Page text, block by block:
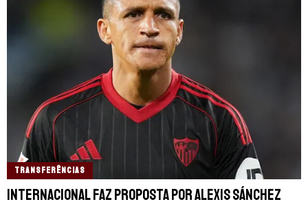
TRANSFERÊNCIAS
Internacional faz proposta por Alexis Sánchez